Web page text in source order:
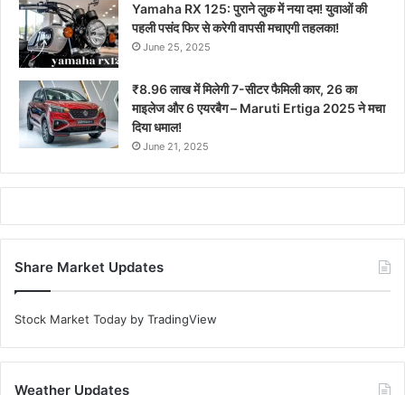
Yamaha RX 125: पुराने लुक में नया दम! युवाओं की
पहली पसंद फिर से करेगी वापसी मचाएगी तहलका!
June 25, 2025
₹8.96 लाख में मिलेगी 7-सीटर फैमिली कार, 26 का
माइलेज और 6 एयरबैग – Maruti Ertiga 2025 ने मचा
दिया धमाल!
June 21, 2025
Share Market Updates
Stock Market Today by TradingView
Weather Updates